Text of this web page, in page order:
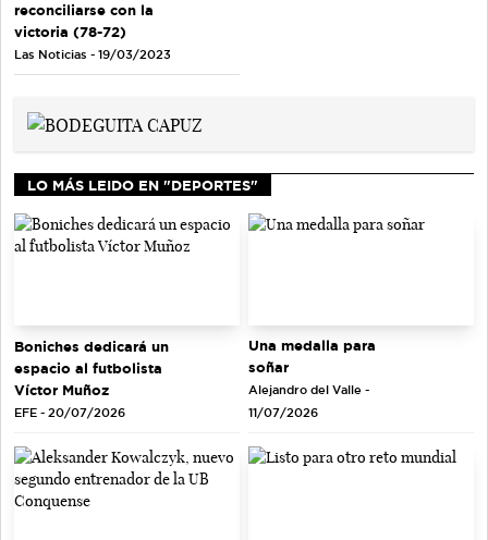
reconciliarse con la
victoria (78-72)
Las Noticias - 19/03/2023
LO MÁS LEIDO EN "DEPORTES"
Boniches dedicará un
espacio al futbolista
Víctor Muñoz
EFE - 20/07/2026
Una medalla para
soñar
Alejandro del Valle -
11/07/2026